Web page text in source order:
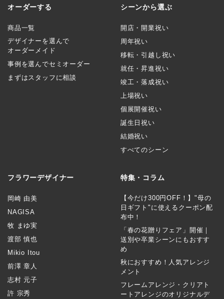
オーダーする
商品一覧
デザイナーを選んで
オーダーメイド
事例を選んでセミオーダー
まずはスタッフに相談
シーンから選ぶ
開店・開業祝い
周年祝い
移転・引越し祝い
就任・昇進祝い
竣工・落成祝い
上場祝い
個展開催祝い
誕生日祝い
結婚祝い
すべてのシーン
フラワーデザイナー
岡崎 由美
NAGISA
牧 まゆ実
渡部 慎也
Mikio Itou
前澤 章人
志村 元子
許 宗秀
特集・コラム
【今だけ300円OFF！】"母の
日ギフト"に使えるクーポン配
布中！
「春の花贈りフェア」開催｜
送別や卒業シーンにもおすす
め
秋におすすめ！人気アレンジ
メント
フレームアレンジ・クリアト
ートアレンジのオリジナルデ